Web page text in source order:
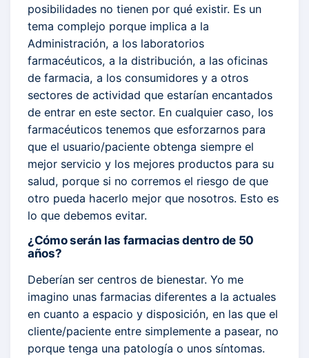
posibilidades no tienen por qué existir. Es un
tema complejo porque implica a la
Administración, a los laboratorios
farmacéuticos, a la distribución, a las oficinas
de farmacia, a los consumidores y a otros
sectores de actividad que estarían encantados
de entrar en este sector. En cualquier caso, los
farmacéuticos tenemos que esforzarnos para
que el usuario/paciente obtenga siempre el
mejor servicio y los mejores productos para su
salud, porque si no corremos el riesgo de que
otro pueda hacerlo mejor que nosotros. Esto es
lo que debemos evitar.
¿Cómo serán las farmacias dentro de 50
años?
Deberían ser centros de bienestar. Yo me
imagino unas farmacias diferentes a la actuales
en cuanto a espacio y disposición, en las que el
cliente/paciente entre simplemente a pasear, no
porque tenga una patología o unos síntomas.